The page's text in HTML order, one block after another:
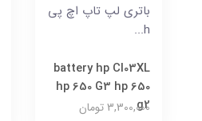
باتری لپ تاپ اچ پی
h...
battery hp CI03XL
hp 650 G3 hp 650
g2
3,300,000 تومان